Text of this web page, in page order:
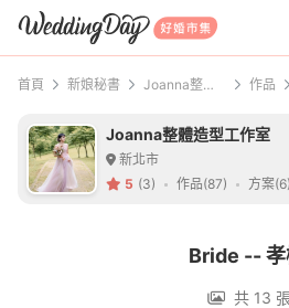
WeddingDay 好婚
首頁 新娘秘書 Joanna整體造型工作室 作品
Joanna整體造型工作室
新北市
5 (3) 作品(87) 方案(6)
Bride -- 孝
共 13